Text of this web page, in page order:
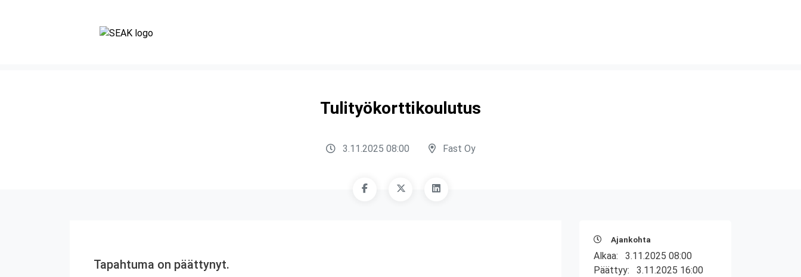
Tulityökorttikoulutus
3.11.2025 08:00 Fast Oy
Tapahtuma on päättynyt.
Ajankohta
Alkaa: 3.11.2025 08:00
Päättyy: 3.11.2025 16:00